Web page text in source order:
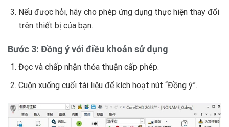
Nếu được hỏi, hãy cho phép ứng dụng thực hiện thay đổi
trên thiết bị của bạn.
Bước 3: Đồng ý với điều khoản sử dụng
Đọc và chấp nhận thỏa thuận cấp phép.
Cuộn xuống cuối tài liệu để kích hoạt nút “Đồng ý”.